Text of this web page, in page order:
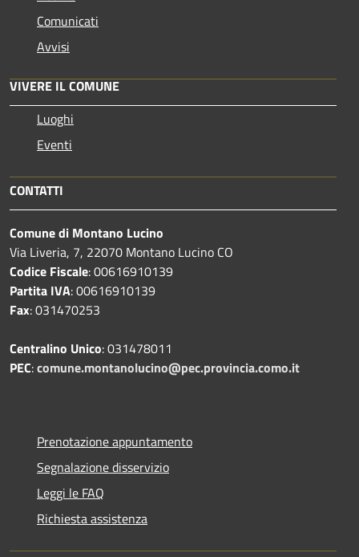
Comunicati
Avvisi
VIVERE IL COMUNE
Luoghi
Eventi
CONTATTI
Comune di Montano Lucino
Via Liveria, 7, 22070 Montano Lucino CO
Codice Fiscale: 00616910139
Partita IVA: 00616910139
Fax: 031470253
Centralino Unico: 031478011
PEC:comune.montanolucino@pec.provincia.como.it
Prenotazione appuntamento
Segnalazione disservizio
Leggi le FAQ
Richiesta assistenza